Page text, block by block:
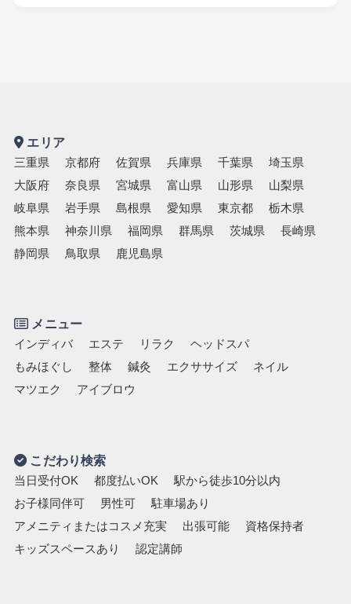
エリア
三重県 京都府 佐賀県 兵庫県 千葉県
埼玉県
大阪府
奈良県 宮城県 富山県 山形県
山梨県
岐阜県
岩手県 島根県 愛知県 東京都
栃木県
熊本県
神奈川県 福岡県 群馬県 茨城県
長崎県
静岡県
鳥取県 鹿児島県
メニュー
インディバ エステ リラク
ヘッドスパ
もみほぐし
整体 鍼灸 エクササイズ
ネイル
マツエク
アイブロウ
こだわり検索
当日受付OK 都度払いOK
駅から徒歩10分以内
お子様同伴可
男性可
駐車場あり
アメニティまたはコスメ充実
出張可能
資格保持者
キッズスペースあり
認定講師